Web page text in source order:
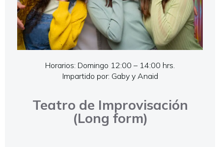
Horarios: Domingo 12:00 – 14:00 hrs.
Impartido por: Gaby y Anaid
Teatro de Improvisación
(Long form)